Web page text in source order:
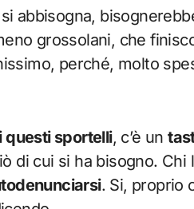
abbisogna,
grossolani, che
perché, molto
questi sportelli, c’è un
di cui si ha bisogno. Chi
. Si, proprio